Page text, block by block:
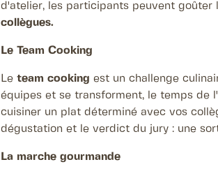
d'atelier, les participants peuvent goûter
collègues.
Le Team Cooking
Leteam cooking est un challenge
équipes et se transforment, le temps de
cuisiner un plat déterminé avec vos
dégustation et le verdict du jury : une
La marche gourmande